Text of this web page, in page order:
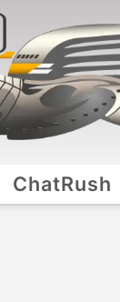
ChatRush